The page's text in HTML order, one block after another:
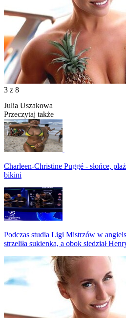
3 z 8
Julia Uszakowa
Przeczytaj także
Charleen-Christine Puggé - słońce,
bikini
Podczas studia Ligi Mistrzów w
strzeliła sukienka, a obok siedział